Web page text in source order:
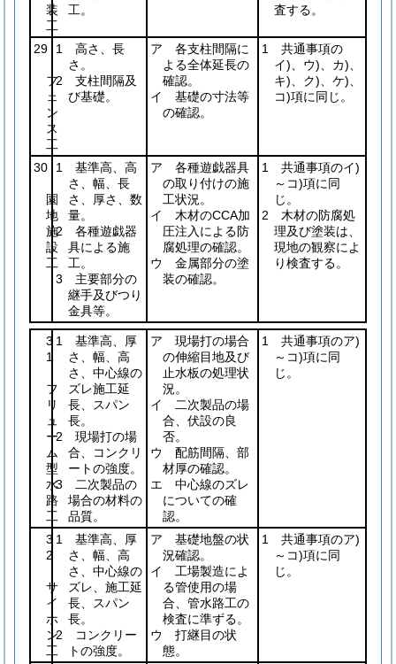
装
工
工。
査する。
29
フ
ェ
ン
ス
工
1 高さ、長
さ。
2 支柱間隔及
び基礎。
ア 各支柱間隔に
よる全体延長の
確認。
イ 基礎の寸法等
の確認。
1 共通事項の
イ)、ウ)、カ)、
キ)、ク)、ケ)、
コ)項に同じ。
30
園
地
施
設
工
1 基準高、高
さ、幅、長
さ、厚さ、数
量。
2 各種遊戯器
具による施
工。
3 主要部分の
継手及びつり
金具等。
ア 各種遊戯器具
の取り付けの施
工状況。
イ 木材のCCA加
圧注入による防
腐処理の確認。
ウ 金属部分の塗
装の確認。
1 共通事項のイ)
～コ)項に同
じ。
2 木材の防腐処
理及び塗装は、
現地の観察によ
り検査する。
3
1
フ
リ
ュ
ー
ム
型
水
路
工
1 基準高、厚
さ、幅、高
さ、中心線の
ズレ施工延
長、スパン
長。
2 現場打の場
合、コンクリ
ートの強度。
3 二次製品の
場合の材料の
品質。
ア 現場打の場合
の伸縮目地及び
止水板の処理状
況。
イ 二次製品の場
合、伏設の良
否。
ウ 配筋間隔、部
材厚の確認。
エ 中心線のズレ
についての確
認。
1 共通事項のア)
～コ)項に同
じ。
3
2
サ
イ
ホ
ン
工
1 基準高、厚
さ、幅、高
さ、中心線の
ズレ、施工延
長、スパン
長。
2 コンクリー
トの強度。
ア 基礎地盤の状
況確認。
イ 工場製造によ
る管使用の場
合、管水路工の
検査に準ずる。
ウ 打継目の状
態。
1 共通事項のア)
～コ)項に同
じ。